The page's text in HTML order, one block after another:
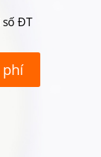
số ĐT
phí